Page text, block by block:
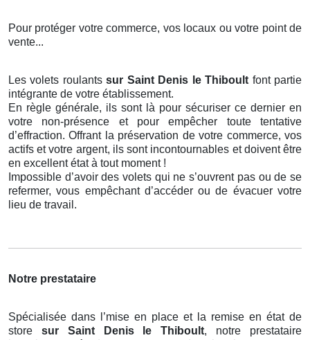
Pour protéger votre commerce, vos locaux ou votre point de
vente...
Les volets roulantssur Saint Denis le Thiboult font partie
intégrante de votre établissement.
En règle générale, ils sont là pour sécuriser ce dernier en
votre non-présence et pour empêcher toute tentative
d’effraction. Offrant la préservation de votre commerce, vos
actifs et votre argent, ils sont incontournables et doivent être
en excellent état à tout moment !
Impossible d’avoir des volets qui ne s’ouvrent pas ou de se
refermer, vous empêchant d’accéder ou de évacuer votre
lieu de travail.
Notre prestataire
Spécialisée dans l’mise en place et la remise en état de
store sur Saint Denis le Thiboult, notre prestataire